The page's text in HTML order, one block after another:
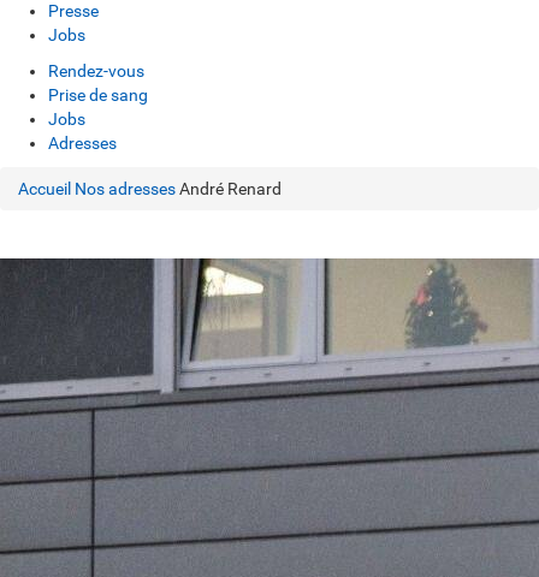
Presse
Jobs
Rendez-vous
Prise de sang
Jobs
Adresses
Accueil Nos adressesAndré Renard